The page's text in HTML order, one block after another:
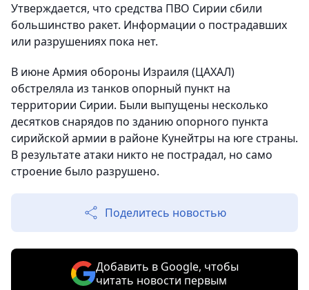
Утверждается, что средства ПВО Сирии сбили
большинство ракет. Информации о пострадавших
или разрушениях пока нет.
В июне Армия обороны Израиля (ЦАХАЛ)
обстреляла из танков опорный пункт на
территории Сирии. Были выпущены несколько
десятков снарядов по зданию опорного пункта
сирийской армии в районе Кунейтры на юге страны.
В результате атаки никто не пострадал, но само
строение было разрушено.
Поделитесь новостью
Добавить в Google, чтобы
читать новости первым